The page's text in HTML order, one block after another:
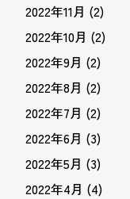
2022年11月 (2)
2022年10月 (2)
2022年9月 (2)
2022年8月 (2)
2022年7月 (2)
2022年6月 (3)
2022年5月 (3)
2022年4月 (4)